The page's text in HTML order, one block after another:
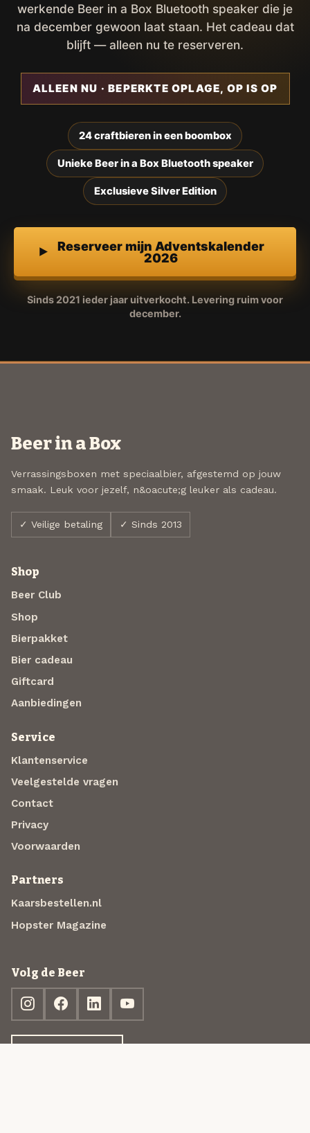
werkende Beer in a Box Bluetooth speaker die je
na december gewoon laat staan. Het cadeau dat
blijft — alleen nu te reserveren.
ALLEEN NU · BEPERKTE OPLAGE, OP IS OP
24 craftbieren in een boombox
Unieke Beer in a Box Bluetooth speaker
Exclusieve Silver Edition
Reserveer mijn Adventskalender
2026
Sinds 2021 ieder jaar uitverkocht. Levering ruim voor
december.
Beer in a Box
Verrassingsboxen met speciaalbier, afgestemd op jouw
smaak. Leuk voor jezelf, n&oacute;g leuker als cadeau.
✓ Veilige betaling ✓ Sinds 2013
Shop
Beer Club
Shop
Bierpakket
Bier cadeau
Giftcard
Aanbiedingen
Service
Klantenservice
Veelgestelde vragen
Contact
Privacy
Voorwaarden
Partners
Kaarsbestellen.nl
Hopster Magazine
Volg de Beer